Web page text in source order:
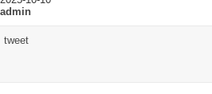
admin
tweet